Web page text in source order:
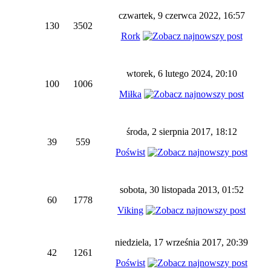
130 3502
czwartek, 9 czerwca 2022, 16:57
Rork
100 1006
wtorek, 6 lutego 2024, 20:10
Miłka
39 559
środa, 2 sierpnia 2017, 18:12
Poświst
60 1778
sobota, 30 listopada 2013, 01:52
Viking
42 1261
niedziela, 17 września 2017, 20:39
Poświst